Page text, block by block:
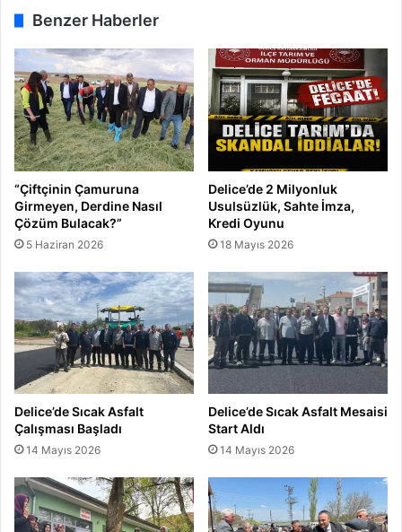
n
d
Benzer Haberler
“Çiftçinin Çamuruna
Girmeyen, Derdine Nasıl
Çözüm Bulacak?”
5 Haziran 2026
Delice’de 2 Milyonluk
Usulsüzlük, Sahte İmza,
Kredi Oyunu
18 Mayıs 2026
Delice’de Sıcak Asfalt
Çalışması Başladı
14 Mayıs 2026
Delice’de Sıcak Asfalt Mesaisi
Start Aldı
14 Mayıs 2026